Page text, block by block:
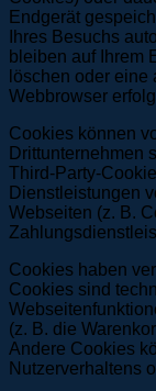
Endgerät
Ihres Besuchs
bleiben auf Ihrem
löschen oder
Webbrowser
Cookies können
Drittunternehmen
Third-Party-
Dienstleistungen
Webseiten (z. B.
Cookies haben
Cookies sind
(z. B. die
Andere Cookies
Nutzerverhaltens